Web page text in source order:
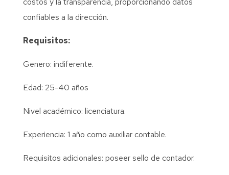
confiables a la dirección.
Requisitos:
Genero: indiferente.
Edad: 25-40 años
Nivel académico: licenciatura.
Experiencia: 1 año como auxiliar contable.
Requisitos adicionales: poseer sello de contador.